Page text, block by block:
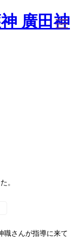
廣田神
。
職さんが指導に来て